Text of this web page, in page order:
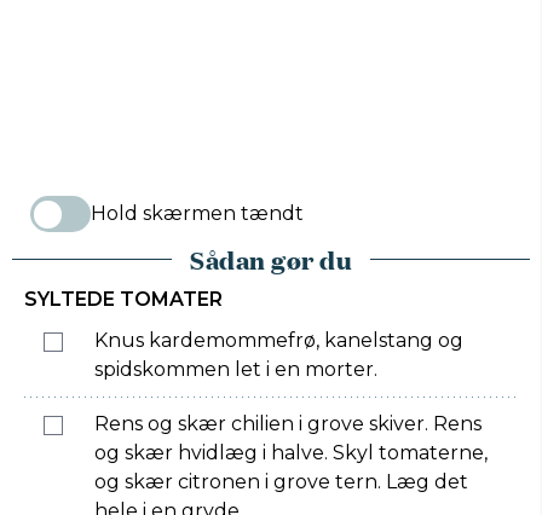
Hold skærmen tændt
Sådan gør du
SYLTEDE TOMATER
Knus kardemommefrø, kanelstang og
spidskommen let i en morter.
Rens og skær chilien i grove skiver. Rens
og skær hvidlæg i halve. Skyl tomaterne,
og skær citronen i grove tern. Læg det